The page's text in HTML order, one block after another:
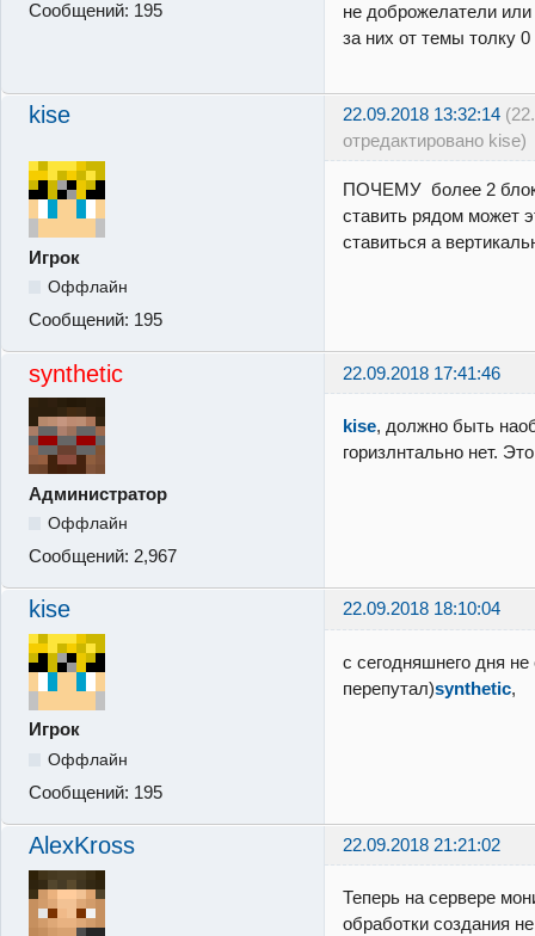
Сообщений: 195
не доброжелатели
за них от темы толку 0
kise 22.09.2018 13:32:14
отредактировано kise)
Игрок
Оффлайн
Сообщений: 195
ПОЧЕМУ более 2
ставить рядом может
ставиться а
synthetic 22.09.2018 17:41:46
Администратор
Оффлайн
Сообщений: 2,967
kise, должно быть
горизлнтально нет.
kise 22.09.2018 18:10:04
Игрок
Оффлайн
Сообщений: 195
с сегодняшнего дня не
перепутал)synthetic,
AlexKross 22.09.2018 21:21:02
Теперь на сервере
обработки создания